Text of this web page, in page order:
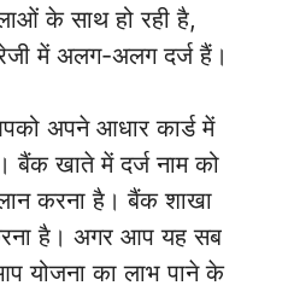
के साथ हो रही है,
में अलग-अलग दर्ज हैं।
अपने आधार कार्ड में
बैंक खाते में दर्ज नाम को
करना है। बैंक शाखा
है। अगर आप यह सब
योजना का लाभ पाने के